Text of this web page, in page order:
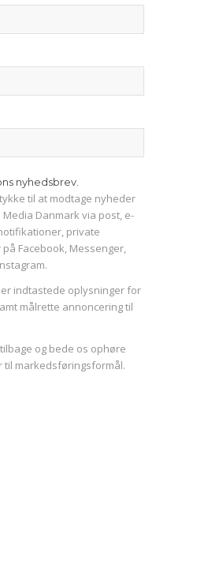
nyhedsbrev.
til at modtage nyheder
Danmark via post, e-
private
Facebook, Messenger,
indtastede oplysninger for
målrette annoncering til
og bede os ophøre
markedsføringsformål.